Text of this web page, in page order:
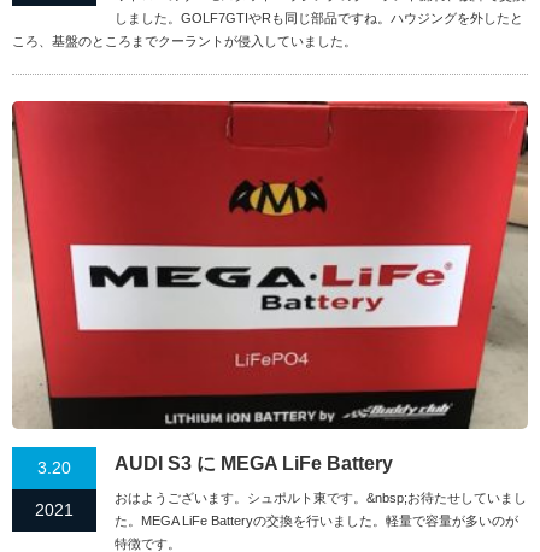
しました。GOLF7GTIやRも同じ部品ですね。ハウジングを外したと
ころ、基盤のところまでクーラントが侵入していました。
3.20
2021
AUDI S3 に MEGA LiFe Battery
おはようございます。シュポルト東です。&nbsp;お待たせしていまし
た。MEGA LiFe Batteryの交換を行いました。軽量で容量が多いのが
特徴です。